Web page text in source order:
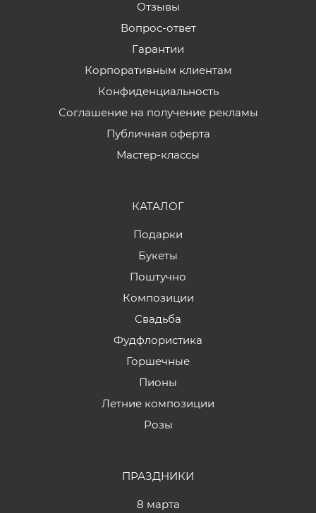
Отзывы
Вопрос-ответ
Гарантии
Корпоративным клиентам
Конфиденциальность
Соглашение на получение рекламы
Публичная оферта
Мастер-классы
КАТАЛОГ
Подарки
Букеты
Поштучно
Композиции
Свадьба
Фудфлористика
Горшечные
Пионы
Летние композиции
Розы
ПРАЗДНИКИ
8 марта